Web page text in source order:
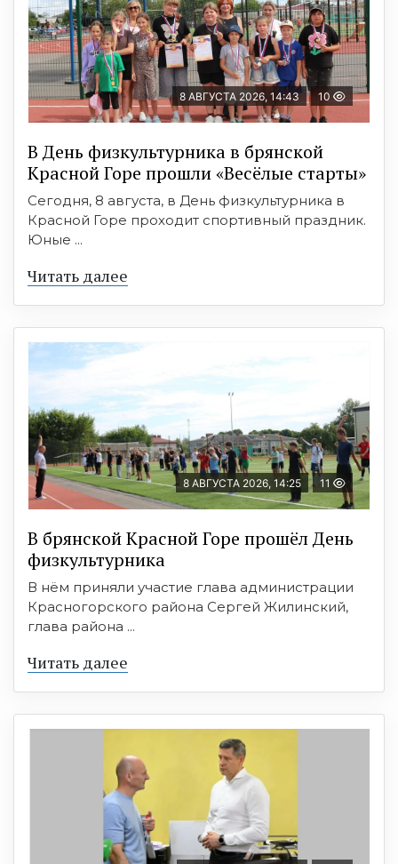
8 АВГУСТА 2026, 14:43 10
В День физкультурника в брянской
Красной Горе прошли «Весёлые старты»
Сегодня, 8 августа, в День физкультурника в
Красной Горе проходит спортивный праздник.
Юные ...
Читать далее
8 АВГУСТА 2026, 14:25 11
В брянской Красной Горе прошёл День
физкультурника
В нём приняли участие глава администрации
Красногорского района Сергей Жилинский,
глава района ...
Читать далее